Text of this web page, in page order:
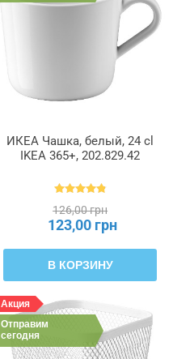
ИКЕА Чашка, белый, 24 cl
IKEA 365+, 202.829.42
126,00 грн
123,00 грн
В КОРЗИНУ
Акция
Отправим
сегодня